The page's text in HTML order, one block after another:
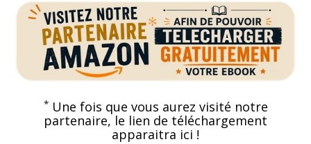
*Une fois que vous aurez visité notre
partenaire, le lien de téléchargement
apparaitra ici !